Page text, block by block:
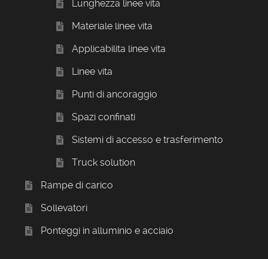
Lunghezza linee vita
Materiale linee vita
Applicabilita linee vita
Linee vita
Punti di ancoraggio
Spazi confinati
Sistemi di accesso e trasferimento
Truck solution
Rampe di carico
Sollevatori
Ponteggi in alluminio e acciaio